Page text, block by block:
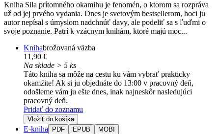
Kniha Sila prítomného okamihu je fenomén, o ktorom sa rozpráva
už od jej prvého vydania. Dnes je svetovým bestsellerom, hoci ju
autor nepísal s úmyslom nadchnúť davy, ale podeliť sa s ľuďmi o
svoje poznanie. Patrí k vzácnym knihám, ktoré majú moc...
Knihabrožovaná väzba
11,90 €
Na sklade > 5 ks
Táto kniha sa môže na cestu ku vám vybrať prakticky
okamžite! Ak si ju objednáte do 13:00 v pracovný deň,
odošleme vám ju ešte dnes, inak najneskôr nasledujúci
pracovný deň.
Pridať do zoznamu
Vložiť do košíka
E-kniha PDF EPUB MOBI